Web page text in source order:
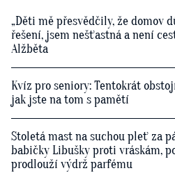
„Děti mě přesvědčily, že domov
řešení, jsem nešťastná a není
Alžběta
Kvíz pro seniory: Tentokrát
jak jste na tom s pamětí
Stoletá mast na suchou pleť za
babičky Libušky proti vráskám,
prodlouží výdrž parfému